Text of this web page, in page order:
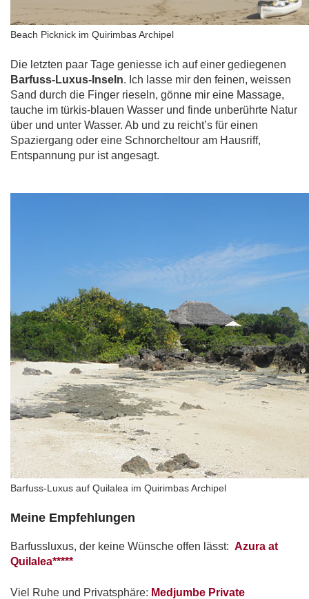
Beach Picknick im Quirimbas Archipel
Die letzten paar Tage geniesse ich auf einer gediegenen
Barfuss-Luxus-Inseln. Ich lasse mir den feinen, weissen
Sand durch die Finger rieseln, gönne mir eine Massage,
tauche im türkis-blauen Wasser und finde unberührte Natur
über und unter Wasser. Ab und zu reicht’s für einen
Spaziergang oder eine Schnorcheltour am Hausriff,
Entspannung pur ist angesagt.
Barfuss-Luxus auf Quilalea im Quirimbas Archipel
Meine Empfehlungen
Barfussluxus, der keine Wünsche offen lässt: Azura at
Quilalea*****
Viel Ruhe und Privatsphäre: Medjumbe Private